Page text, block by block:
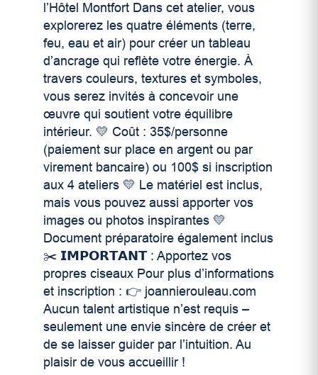
l’Hôtel Montfort Dans cet atelier, vous
explorerez les quatre éléments (terre,
feu, eau et air) pour créer un tableau
d’ancrage qui reflète votre énergie. À
travers couleurs, textures et symboles,
vous serez invités à concevoir une
œuvre qui soutient votre équilibre
intérieur. 💛 Coût : 35$/personne
(paiement sur place en argent ou par
virement bancaire) ou 100$ si inscription
aux 4 ateliers 💛 Le matériel est inclus,
mais vous pouvez aussi apporter vos
images ou photos inspirantes 💛
Document préparatoire également inclus
✂️ 𝗜𝗠𝗣𝗢𝗥𝗧𝗔𝗡𝗧 : Apportez vos
propres ciseaux Pour plus d’informations
et inscription : 👉 joannierouleau.com
Aucun talent artistique n’est requis –
seulement une envie sincère de créer et
de se laisser guider par l’intuition. Au
plaisir de vous accueillir !